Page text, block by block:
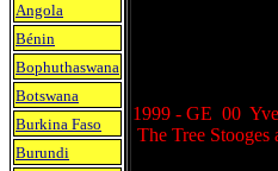
1999 - GE 00
The Tree Stooges
Angola
Bénin
Bophuthaswana
Botswana
Burkina Faso
Burundi